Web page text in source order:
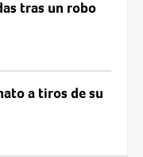
tras un robo
a tiros de su